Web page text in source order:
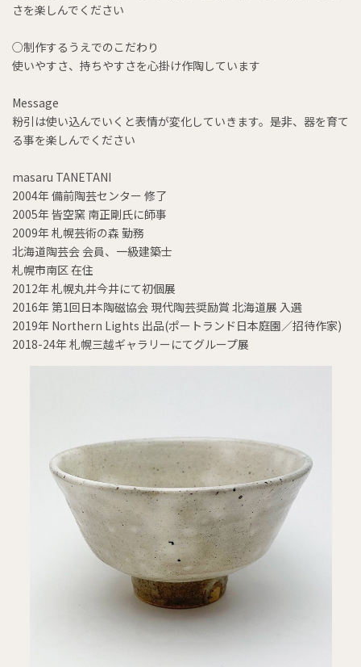
さを楽しんでください
○制作するうえでのこだわり
使いやすさ、持ちやすさを心掛け作陶しています
Message
粉引は使い込んでいくと表情が変化していきます。是非、器を育て
る事を楽しんでください
masaru TANETANI
2004年 備前陶芸センター 修了
2005年 皆空窯 南正剛氏に師事
2009年 札幌芸術の森 勤務
北海道陶芸会 会員、一級建築士
札幌市南区 在住
2012年 札幌丸井今井にて初個展
2016年 第1回日本陶磁協会 現代陶芸奨励賞 北海道展 入選
2019年 Northern Lights 出品(ポートランド日本庭園／招待作家)
2018-24年 札幌三越ギャラリーにてグループ展